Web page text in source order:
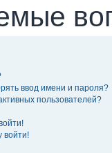
ввод имени и пароля?
пользователей?
войти!